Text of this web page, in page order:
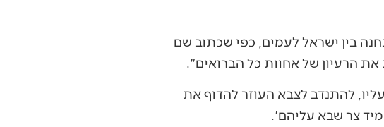
בין ישראל לעמים, כפי שכתוב שם
הרעיון של אחוות כל הברואים".
להתנדב לצבא העוזר להדוף את
צר שבא עליהם'.